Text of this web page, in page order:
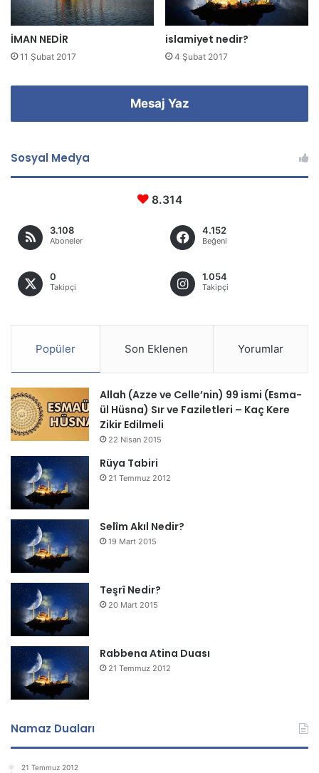
İMAN NEDİR
11 Şubat 2017
islamiyet nedir?
4 Şubat 2017
Mesaj Yaz
Sosyal Medya
8.314
3.108
Aboneler
4.152
Beğeni
0
Takipçi
1.054
Takipçi
Popüler Son Eklenen Yorumlar
Allah (Azze ve Celle’nin) 99 ismi (Esma-
ül Hüsna) Sır ve Faziletleri – Kaç Kere
Zikir Edilmeli
22 Nisan 2015
Rüya Tabiri
21 Temmuz 2012
Selîm Akıl Nedir?
19 Mart 2015
Teşrî Nedir?
20 Mart 2015
Rabbena Atina Duası
21 Temmuz 2012
Namaz Duaları
21 Temmuz 2012